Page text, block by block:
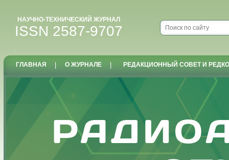
НАУЧНО-ТЕХНИЧЕСКИЙ ЖУРНАЛ
ISSN 2587-9707
ГЛАВНАЯ О ЖУРНАЛЕ РЕДАКЦИОННЫЙ СОВЕТ И